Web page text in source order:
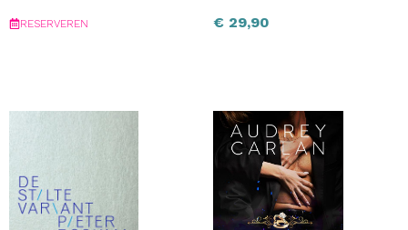
RESERVEREN € 29,90